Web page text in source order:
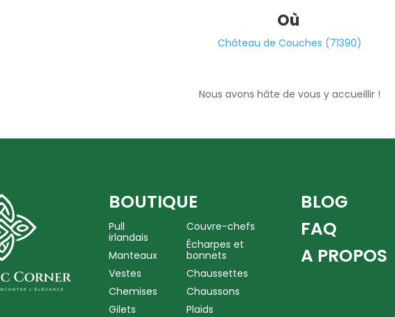
Où
Château de Couches (71390)
Nous avons hâte de vous y accueillir !
BOUTIQUE
Pull
irlandais
Manteaux
Vestes
Chemises
Gilets
Couvre-chefs
Écharpes et
bonnets
Chaussettes
Chaussons
Plaids
BLOG
FAQ
A PROPOS